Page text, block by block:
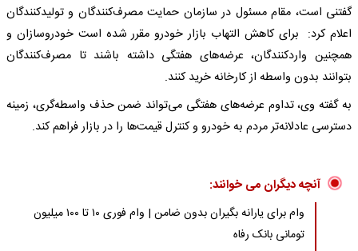
گفتنی است، مقام مسئول در سازمان حمایت مصرف‌کنندگان و تولیدکنندگان
اعلام کرد: برای کاهش التهاب بازار خودرو مقرر شده است خودروسازان و
همچنین واردکنندگان، عرضه‌های هفتگی داشته باشند تا مصرف‌کنندگان
بتوانند بدون واسطه از کارخانه خرید کنند.
به گفته وی، تداوم عرضه‌های هفتگی می‌تواند ضمن حذف واسطه‌گری، زمینه
دسترسی عادلانه‌تر مردم به خودرو و کنترل قیمت‌ها را در بازار فراهم کند.
آنچه دیگران می خوانند:
وام برای یارانه بگیران بدون ضامن | وام فوری ۱۰ تا ۱۰۰ میلیون
تومانی بانک رفاه